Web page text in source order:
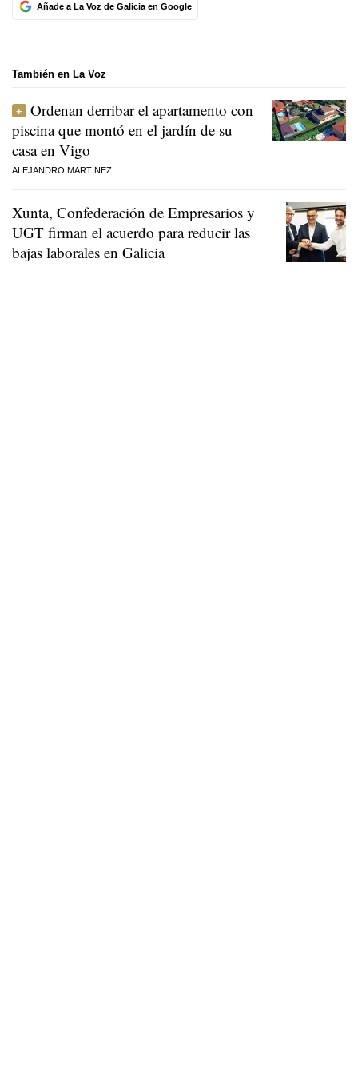
Añade a La Voz de Galicia en Google
También en La Voz
Ordenan derribar el apartamento con
piscina que montó en el jardín de su
casa en Vigo
ALEJANDRO MARTÍNEZ
Xunta, Confederación de Empresarios y
UGT firman el acuerdo para reducir las
bajas laborales en Galicia